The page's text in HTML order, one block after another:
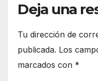
Deja una
Tu dirección de
publicada. Los
marcados con *